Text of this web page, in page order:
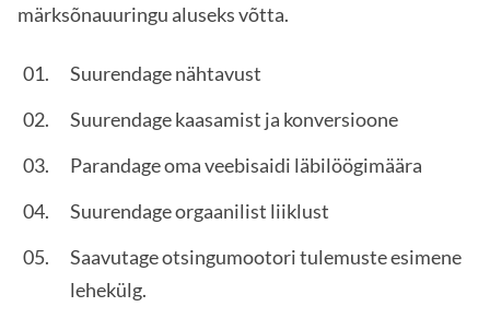
märksõnauuringu aluseks võtta.
Suurendage nähtavust
Suurendage kaasamist ja konversioone
Parandage oma veebisaidi läbilöögimäära
Suurendage orgaanilist liiklust
Saavutage otsingumootori tulemuste esimene
lehekülg.